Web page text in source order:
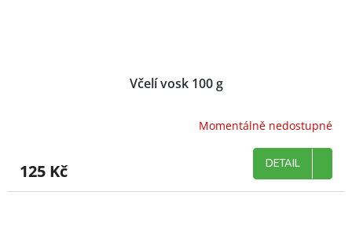
Včelí vosk 100 g
Momentálně nedostupné
125 Kč DETAIL